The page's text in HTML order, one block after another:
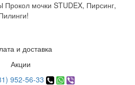
мочки STUDEX, Пирсинг,
и доставка
Акции
952-56-33